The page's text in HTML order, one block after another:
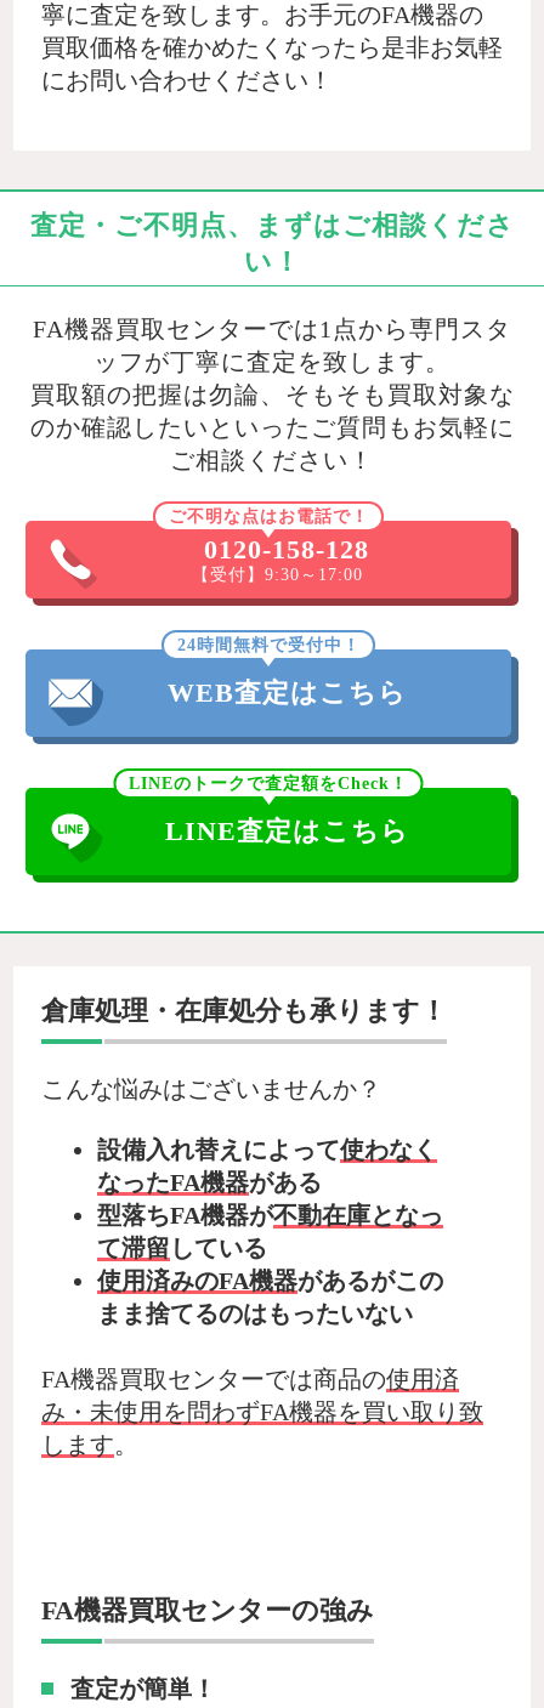
寧に査定を致します。お手元のFA機器の
買取価格を確かめたくなったら是非お気軽
にお問い合わせください！
査定・ご不明点、まずはご相談くださ
い！
FA機器買取センターでは1点から専門スタ
ッフが丁寧に査定を致します。
買取額の把握は勿論、そもそも買取対象な
のか確認したいといったご質問もお気軽に
ご相談ください！
ご不明な点はお電話で！
0120-158-128
【受付】9:30～17:00
24時間無料で受付中！
WEB査定はこちら
LINEのトークで査定額をCheck！
LINE査定はこちら
倉庫処理・在庫処分も承ります！
こんな悩みはございませんか？
設備入れ替えによって使わなく
なったFA機器がある
型落ちFA機器が不動在庫となっ
て滞留 している
使用済みのFA機器があるがこの
まま捨てるのはもったいない
FA機器買取センターでは商品の使用済
み・未使用を問わずFA機器を買い取り致
します。
FA機器買取センターの強み
査定が簡単！